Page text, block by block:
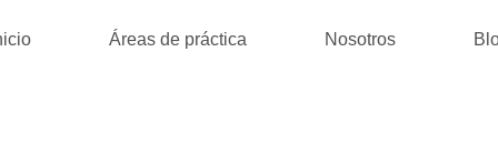
Áreas de práctica Nosotros